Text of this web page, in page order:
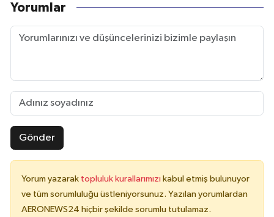
Yorumlar
Gönder
Yorum yazarak topluluk kurallarımızı kabul etmiş bulunuyor
ve tüm sorumluluğu üstleniyorsunuz. Yazılan yorumlardan
AERONEWS24 hiçbir şekilde sorumlu tutulamaz.